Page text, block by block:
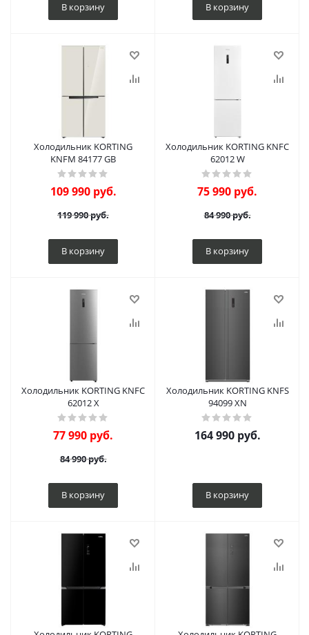
В корзину В корзину
Холодильник KORTING
KNFM 84177 GB
109 990руб.
119 990руб.
В корзину
Холодильник KORTING KNFC
62012 W
75 990 руб.
84 990руб.
В корзину
Холодильник KORTING KNFC
62012 X
77 990 руб.
84 990руб.
В корзину
Холодильник KORTING KNFS
94099 XN
164 990руб.
В корзину